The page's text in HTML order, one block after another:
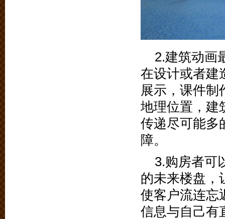
2.建筑动画
在设计或者建
展示，课件制
地理位置，建
传递尽可能多
障。
3.购房者可
的未来楼盘，
使客户流连忘
信息与自己有